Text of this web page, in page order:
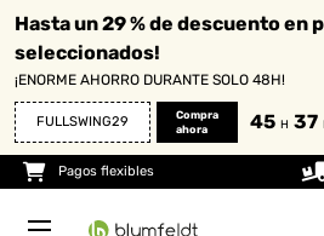
Hasta un 29 % de descuento en
seleccionados!
¡ENORME AHORRO DURANTE SOLO 48H!
FULLSWING29
Compra
ahora
45 H 37
Pagos flexibles